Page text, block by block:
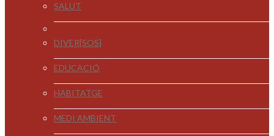
SALUT
DIVER[SOS]
EDUCACIÓ
HABITATGE
MEDI AMBIENT